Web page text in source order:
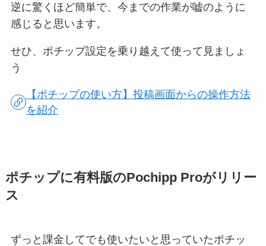
逆に驚くほど簡単で、今までの作業が嘘のように
感じると思います。
せひ、ポチップ設定を乗り越えて使って見ましょ
う
【ポチップの使い方】投稿画面からの操作方法
を紹介
ポチップに有料版のPochipp Proがリリー
ス
ずっと課金してでも使いたいと思っていたポチッ